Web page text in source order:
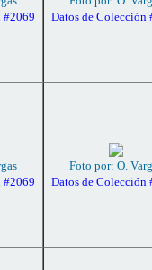
#2069
Datos de Colección
#2069
Foto por: O.
Datos de Colección